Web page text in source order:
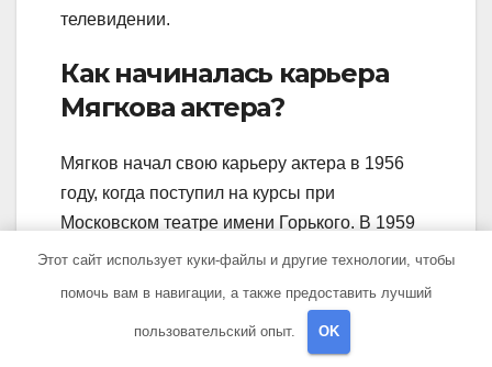
телевидении.
Как начиналась карьера
Мягкова актера?
Мягков начал свою карьеру актера в 1956
году, когда поступил на курсы при
Московском театре имени Горького. В 1959
году он был принят в труппу этого театра и
Какие особенности были в
Этот сайт использует куки-файлы и другие технологии, чтобы
помочь вам в навигации, а также предоставить лучший
пользовательский опыт. OK